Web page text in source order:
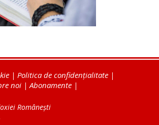
| Politica de confidențialitate |
noi |Abonamente |
Românești